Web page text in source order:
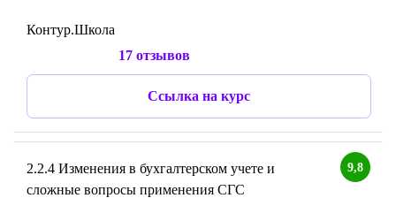
Контур.Школа
17 отзывов
Ссылка на курс
9,8
2.2.4 Изменения в бухгалтерском учете и
сложные вопросы применения СГС